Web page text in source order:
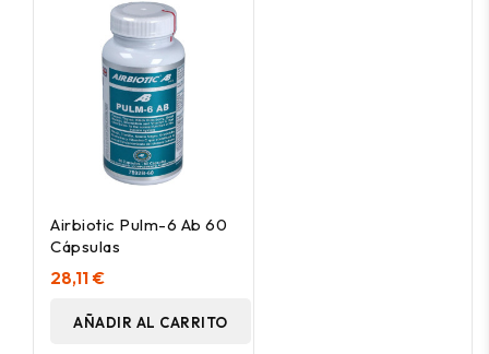
Airbiotic Pulm-6 Ab 60
Cápsulas
28,11 €
AÑADIR AL CARRITO